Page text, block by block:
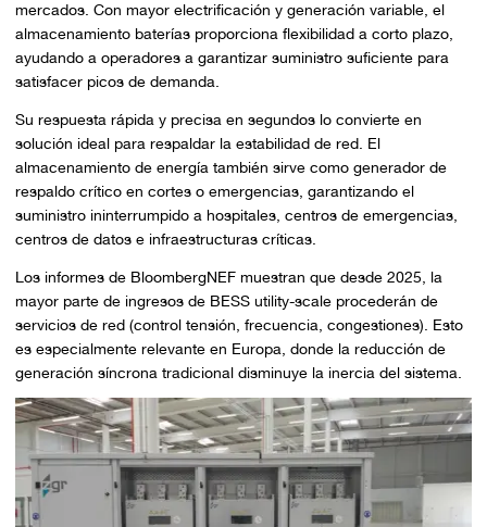
mercados. Con mayor electrificación y generación variable, el
almacenamiento baterías proporciona flexibilidad a corto plazo,
ayudando a operadores a garantizar suministro suficiente para
satisfacer picos de demanda.
Su respuesta rápida y precisa en segundos lo convierte en
solución ideal para respaldar la estabilidad de red. El
almacenamiento de energía también sirve como generador de
respaldo crítico en cortes o emergencias, garantizando el
suministro ininterrumpido a hospitales, centros de emergencias,
centros de datos e infraestructuras críticas.
Los informes de BloombergNEF muestran que desde 2025, la
mayor parte de ingresos de BESS utility-scale procederán de
servicios de red (control tensión, frecuencia, congestiones). Esto
es especialmente relevante en Europa, donde la reducción de
generación síncrona tradicional disminuye la inercia del sistema.